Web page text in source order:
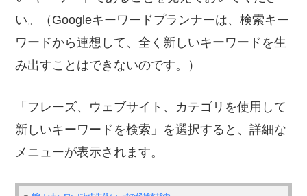
い。（Googleキーワードプランナーは、検索キー
ワードから連想して、全く新しいキーワードを生
み出すことはできないのです。）
「フレーズ、ウェブサイト、カテゴリを使用して
新しいキーワードを検索」を選択すると、詳細な
メニューが表示されます。